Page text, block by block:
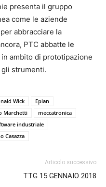
presenta il gruppo
come le aziende
abbracciare la
PTC abbatte le
ambito di prototipazione
strumenti.
Wick
Eplan
Marchetti
meccatronica
industriale
Casazza
Articolo successivo
TTG 15 GENNAIO 2018